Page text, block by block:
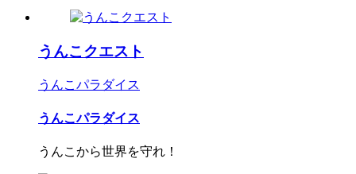
うんこクエスト
うんこパラダイス
うんこパラダイス
うんこから世界を守れ！